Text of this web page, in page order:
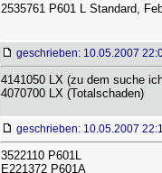
2535761 P601 L Standard,
geschrieben: 10.05.2007
4141050 LX (zu dem suche
4070700 LX (Totalschaden)
geschrieben: 10.05.2007
3522110 P601L
E221372 P601A